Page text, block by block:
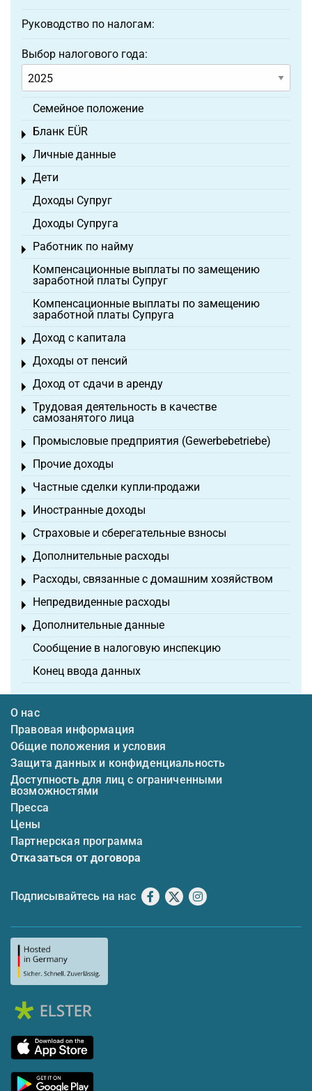
Руководство по налогам:
Выбор налогового года:
Семейное положение
Бланк EÜR
Toggle menu
Личные данные
Toggle menu
Дети
Toggle menu
Доходы Супруг
Доходы Супруга
Работник по найму
Toggle menu
Компенсационные выплаты по замещению
заработной платы Супруг
Компенсационные выплаты по замещению
заработной платы Супруга
Доход с капитала
Toggle menu
Доходы от пенсий
Toggle menu
Доход от сдачи в аренду
Toggle menu
Трудовая деятельность в качестве
самозанятого лица
Toggle menu
Промысловые предприятия (Gewerbebetriebe)
Toggle menu
Прочие доходы
Toggle menu
Частные сделки купли-продажи
Toggle menu
Иностранные доходы
Toggle menu
Страховые и сберегательные взносы
Toggle menu
Дополнительные расходы
Toggle menu
Расходы, связанные с домашним хозяйством
Toggle menu
Непредвиденные расходы
Toggle menu
Дополнительные данные
Toggle menu
Сообщение в налоговую инспекцию
Конец ввода данных
О нас
Правовая информация
Общие положения и условия
Защита данных и конфиденциальность
Доступность для лиц с ограниченными
возможностями
Пресса
Цены
Партнерская программа
Отказаться от договора
Подписывайтесь на нас Facebook
X Instagram